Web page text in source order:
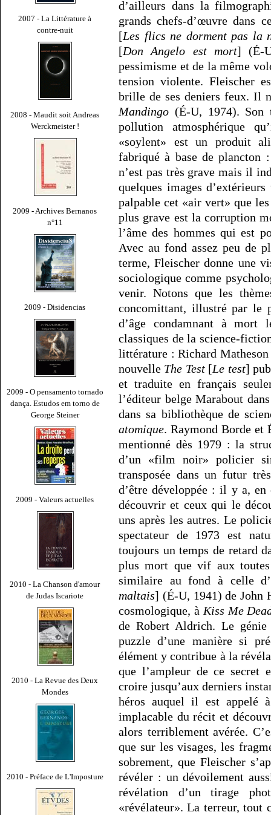
2007 - La Littérature à
contre-nuit
2008 - Maudit soit Andreas
Werckmeister !
2009 - Archives Bernanos
n°11
2009 - Disidencias
2009 - O pensamento tornado
dança. Estudos em torno de
George Steiner
2009 - Valeurs actuelles
2010 - La Chanson d'amour
de Judas Iscariote
2010 - La Revue des Deux
Mondes
2010 - Préface de L'Imposture
d’ailleurs dans la
grands chefs-d’œuvre dans
[Les flics ne dorment pas la
[Don Angelo est mort] (É-
pessimisme et de la même
tension violente. Fleischer
brille de ses deniers feux. Il
Mandingo (É-U, 1974). Son
pollution atmosphérique
«soylent» est un produit
fabriqué à base de plancton
n’est pas très grave mais il
quelques images
palpable cet «air vert» que
plus grave est la corruption
l’âme des hommes qui est
Avec au fond assez peu de
terme, Fleischer donne une
sociologique comme
venir. Notons que les
concomittant, illustré par le
d’âge condamnant à mort
classiques de la science-
littérature : Richard
nouvelle The Test [Le test]
et traduite en français
l’éditeur belge Marabout
dans sa bibliothèque de
atomique. Raymond Borde et
mentionné dès 1979 : la
d’un «film noir» policier
transposée dans un futur
d’être développée : il y a,
découvrir et ceux qui le
uns après les autres. Le
spectateur de 1973 est
toujours un temps de retard
plus mort que vif aux
similaire au fond à celle
maltais] (É-U, 1941) de John
cosmologique, à Kiss Me
de Robert Aldrich. Le génie
puzzle d’une manière si
élément y contribue à la
que l’ampleur de ce secret
croire jusqu’aux derniers
héros auquel il est appelé
implacable du récit et
alors terriblement avérée.
que sur les visages, les
sobrement, que Fleischer
révéler : un dévoilement
révélation d’un tirage
«révélateur». La terreur, tout